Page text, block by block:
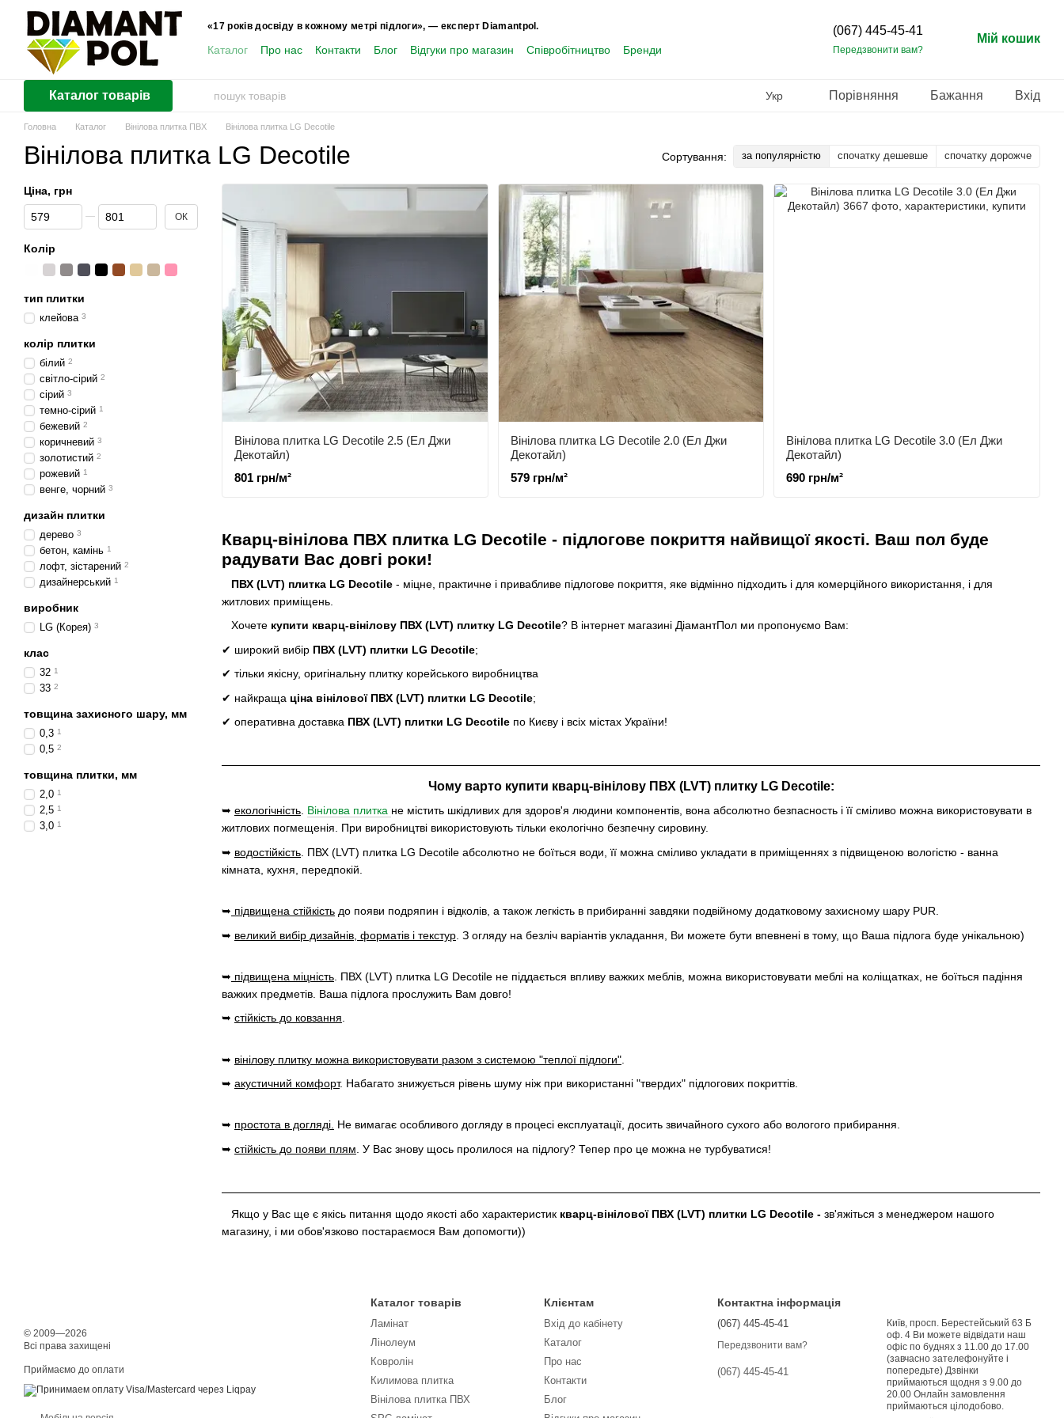
Перейти до основного контенту
«17 років досвіду в кожному метрі підлоги», — експерт Diamantpol.
Каталог Про нас Контакти Блог Відгуки про магазин Співробітництво
Бренди
(067) 445-45-41
Передзвонити вам?
Мій кошик
Каталог товарів Укр Порівняння Бажання Вхід
Головна Каталог Вінілова плитка ПВХ Вінілова плитка LG Decotile
Вінілова плитка LG Decotile Сортування: за популярністю спочатку дешевше спочатку дорожче
Кварц-вінілова ПВХ плитка LG Decotile - підлогове покриття найвищої якості. Ваш пол буде
радувати Вас довгі роки!
ПВХ (LVT) плитка LG Decotile - міцне, практичне і привабливе підлогове покриття, яке відмінно підходить і для комерційного використання, і для
житлових приміщень.
Хочете купити кварц-вінілову ПВХ (LVT) плитку LG Decotile? В інтернет магазині ДіамантПол ми пропонуємо Вам:
✔ широкий вибір ПВХ (LVT) плитки LG Decotile;
✔ тільки якісну, оригінальну плитку корейського виробництва
✔ найкраща ціна вінілової ПВХ (LVT) плитки LG Decotile;
✔ оперативна доставка ПВХ (LVT) плитки LG Decotile по Києву і всіх містах України!
Чому варто купити кварц-вінілову ПВХ (LVT) плитку LG Decotile:
➥ екологічність. Вінілова плитка не містить шкідливих для здоров'я людини компонентів, вона абсолютно безпасность і її сміливо можна використовувати в
житлових погмещенія. При виробництві використовують тільки екологічно безпечну сировину.
➥ водостійкість . ПВХ (LVT) плитка LG Decotile абсолютно не боїться води, її можна сміливо укладати в приміщеннях з підвищеною вологістю - ванна
кімната, кухня, передпокій.
➥ підвищена стійкість до появи подряпин і відколів, а також легкість в прибиранні завдяки подвійному додатковому захисному шару PUR.
➥ великий вибір дизайнів, форматів і текстур . З огляду на безліч варіантів укладання, Ви можете бути впевнені в тому, що Ваша підлога буде унікальною)
➥ підвищена міцність . ПВХ (LVT) плитка LG Decotile не піддається впливу важких меблів, можна використовувати меблі на коліщатках, не боїться падіння
важких предметів. Ваша підлога прослужить Вам довго!
➥ стійкість до ковзання.
➥ вінілову плитку можна використовувати разом з системою "теплої підлоги"
➥ акустичний комфорт. Набагато знижується рівень шуму ніж при використанні "твердих" підлогових покриттів.
➥ простота в догляді. Не вимагає особливого догляду в процесі експлуатації, досить звичайного сухого або вологого прибирання.
➥ стійкість до появи плям . У Вас знову щось пролилося на підлогу? Тепер про це можна не турбуватися!
Якщо у Вас ще є якісь питання щодо якості або характеристик кварц-вінілової ПВХ (LVT) плитки LG Decotile - зв'яжіться з менеджером нашого
магазину, і ми обов'язково постараємося Вам допомогти))
Вінілова плитка LG Decotile 2.5 (Ел Джи
Декотайл)
801 грн/м²
Вінілова плитка LG Decotile 2.0 (Ел Джи
Декотайл)
579 грн/м²
Вінілова плитка LG Decotile 3.0 (Ел Джи
Декотайл)
690 грн/м²
Ціна, грн
Від Ціна, грн
До Ціна, грн ОК
Колір
тип плитки
клейова 3
колір плитки
білий 2
світло-сірий 2
сірий 3
темно-сірий 1
бежевий 2
коричневий 3
золотистий 2
рожевий 1
венге, чорний 3
дизайн плитки
дерево 3
бетон, камінь 1
лофт, зістарений 2
дизайнерський 1
виробник
LG (Корея) 3
клас
32 1
33 2
товщина захисного шару, мм
0,3 1
0,5 2
товщина плитки, мм
2,0 1
2,5 1
3,0 1
© 2009—2026
Всі права захищені
Приймаємо до оплати
Каталог товарів
Ламінат
Лінолеум
Ковролін
Килимова плитка
Вінілова плитка ПВХ
Клієнтам
Вхід до кабінету
Каталог
Про нас
Контакти
Блог
Контактна інформація
(067) 445-45-41
Передзвонити вам?
(067) 445-45-41
Київ, просп. Берестейський 63 Б
оф. 4 Ви можете відвідати наш
офіс по буднях з 11.00 до 17.00
(завчасно зателефонуйте і
попередьте) Дзвінки
приймаються щодня з 9.00 до
20.00 Онлайн замовлення
приймаються цілодобово.